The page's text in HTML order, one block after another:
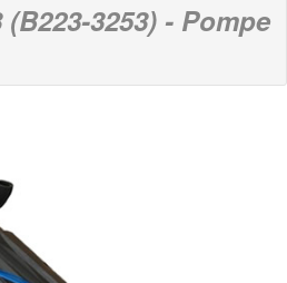
3253) - Pompe